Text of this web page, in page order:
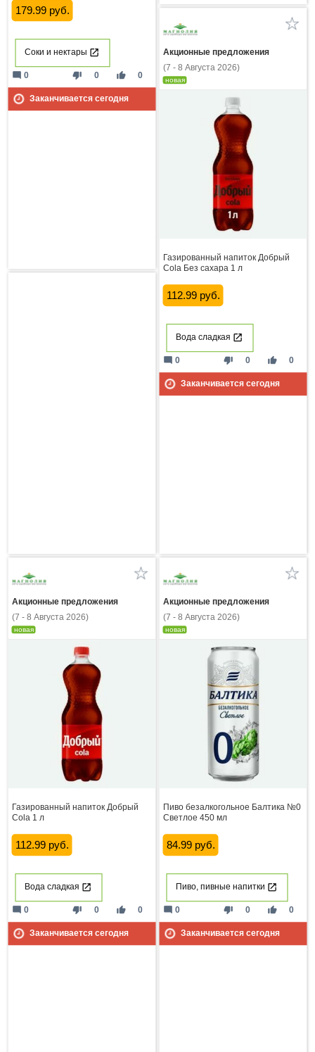
179.99 руб.
Соки и нектары
thumb_down 0 thumb_up 0
mode_comment 0
Заканчивается сегодня
Акционные предложения
(7 - 8 Августа 2026)
новая
Газированный напиток Добрый
Cola Без сахара 1 л
112.99 руб.
Вода сладкая
thumb_down 0 thumb_up 0
mode_comment 0
Заканчивается сегодня
Акционные предложения
(7 - 8 Августа 2026)
новая
Газированный напиток Добрый
Cola 1 л
112.99 руб.
Вода сладкая
thumb_down 0 thumb_up 0
mode_comment 0
Заканчивается сегодня
Акционные предложения
(7 - 8 Августа 2026)
новая
Пиво безалкогольное Балтика №0
Светлое 450 мл
84.99 руб.
Пиво, пивные напитки
thumb_down 0 thumb_up 0
mode_comment 0
Заканчивается сегодня